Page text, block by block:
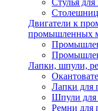
Стулья
Двигатели к
промышленных
Лапки, шпули,
Лапки
Шпули
Ремни